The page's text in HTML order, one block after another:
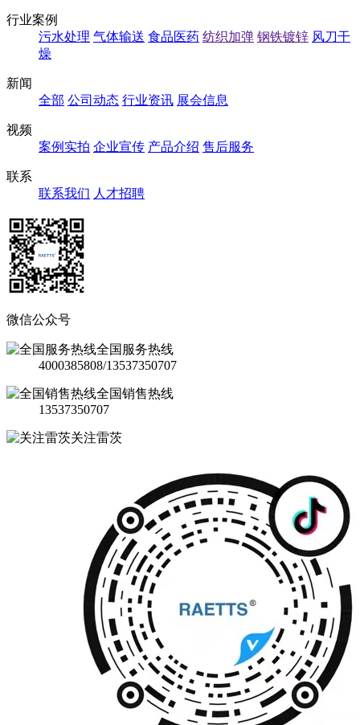
行业案例
污水处理 气体输送 食品医药 纺织加弹 钢铁镀锌 风刀干
燥
新闻
全部 公司动态 行业资讯 展会信息
视频
案例实拍 企业宣传 产品介绍 售后服务
联系
联系我们 人才招聘
微信公众号
全国服务热线
4000385808/13537350707
全国销售热线
13537350707
关注雷茨